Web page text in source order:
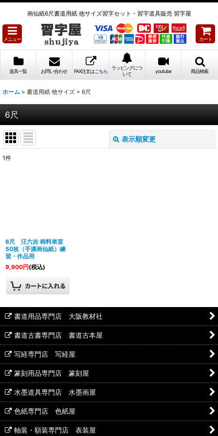
画仙紙6尺書道用紙 他サイズ習字セット・習字道具販売 習字屋
メニュー カート
道具一覧 お問い合わせ FAX注文はこちら
ラッピングにつ
いて
youtube 商品検索
ホーム > 書道用紙 他サイズ > 6尺
6尺
表示順変更
1件
6尺 汪六吉 棉料単宣
50枚（手漉画仙紙）練
習・作品用
9,900円(税込)
書道用品専門店 大阪教材社
書道古書専門店 書道古本屋
写経専門店 写経屋
篆刻用品専門店 篆刻屋
水墨道具専門店 水墨画屋
色紙専門店 色紙屋
軸装・額装専門店 表装屋